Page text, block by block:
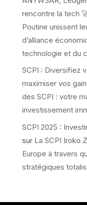
rencontre la tech
Poutine unissent
d’alliance
technologie et du
SCPI : Diversifiez
maximiser vos
des SCPI : votre
investissement
SCPI 2025 :
sur La SCPI Iroko
Europe à travers
stratégiques